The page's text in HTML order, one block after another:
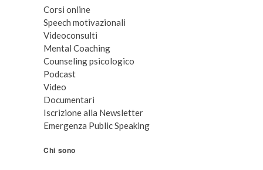
Corsi online
Speech motivazionali
Videoconsulti
Mental Coaching
Counseling psicologico
Podcast
Video
Documentari
Iscrizione alla Newsletter
Emergenza Public Speaking
Chi sono